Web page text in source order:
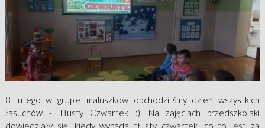
8 lutego w grupie maluszków obchodziliśmy dzień wszystkich
łasuchów - Tłusty Czwartek :). Na zajęciach przedszkolaki
dowiedziały się, kiedy wypada tłusty czwartek, co to jest za